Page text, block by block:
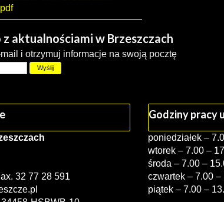
z aktualnościami w Brzeszczach
i otrzymuj informacje na swoją pocztę
32 77 28 591
Godziny pracy
poniedziałek –
wtorek – 7.00 –
środa – 7.00 –
czwartek – 7.00 –
piątek – 7.00 –